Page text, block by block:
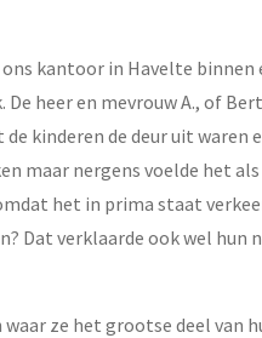
kantoor in Havelte binnen
De heer en mevrouw A., of
kinderen de deur uit
maar nergens voelde het
het in prima staat
Dat verklaarde ook wel
ze het grootse deel van